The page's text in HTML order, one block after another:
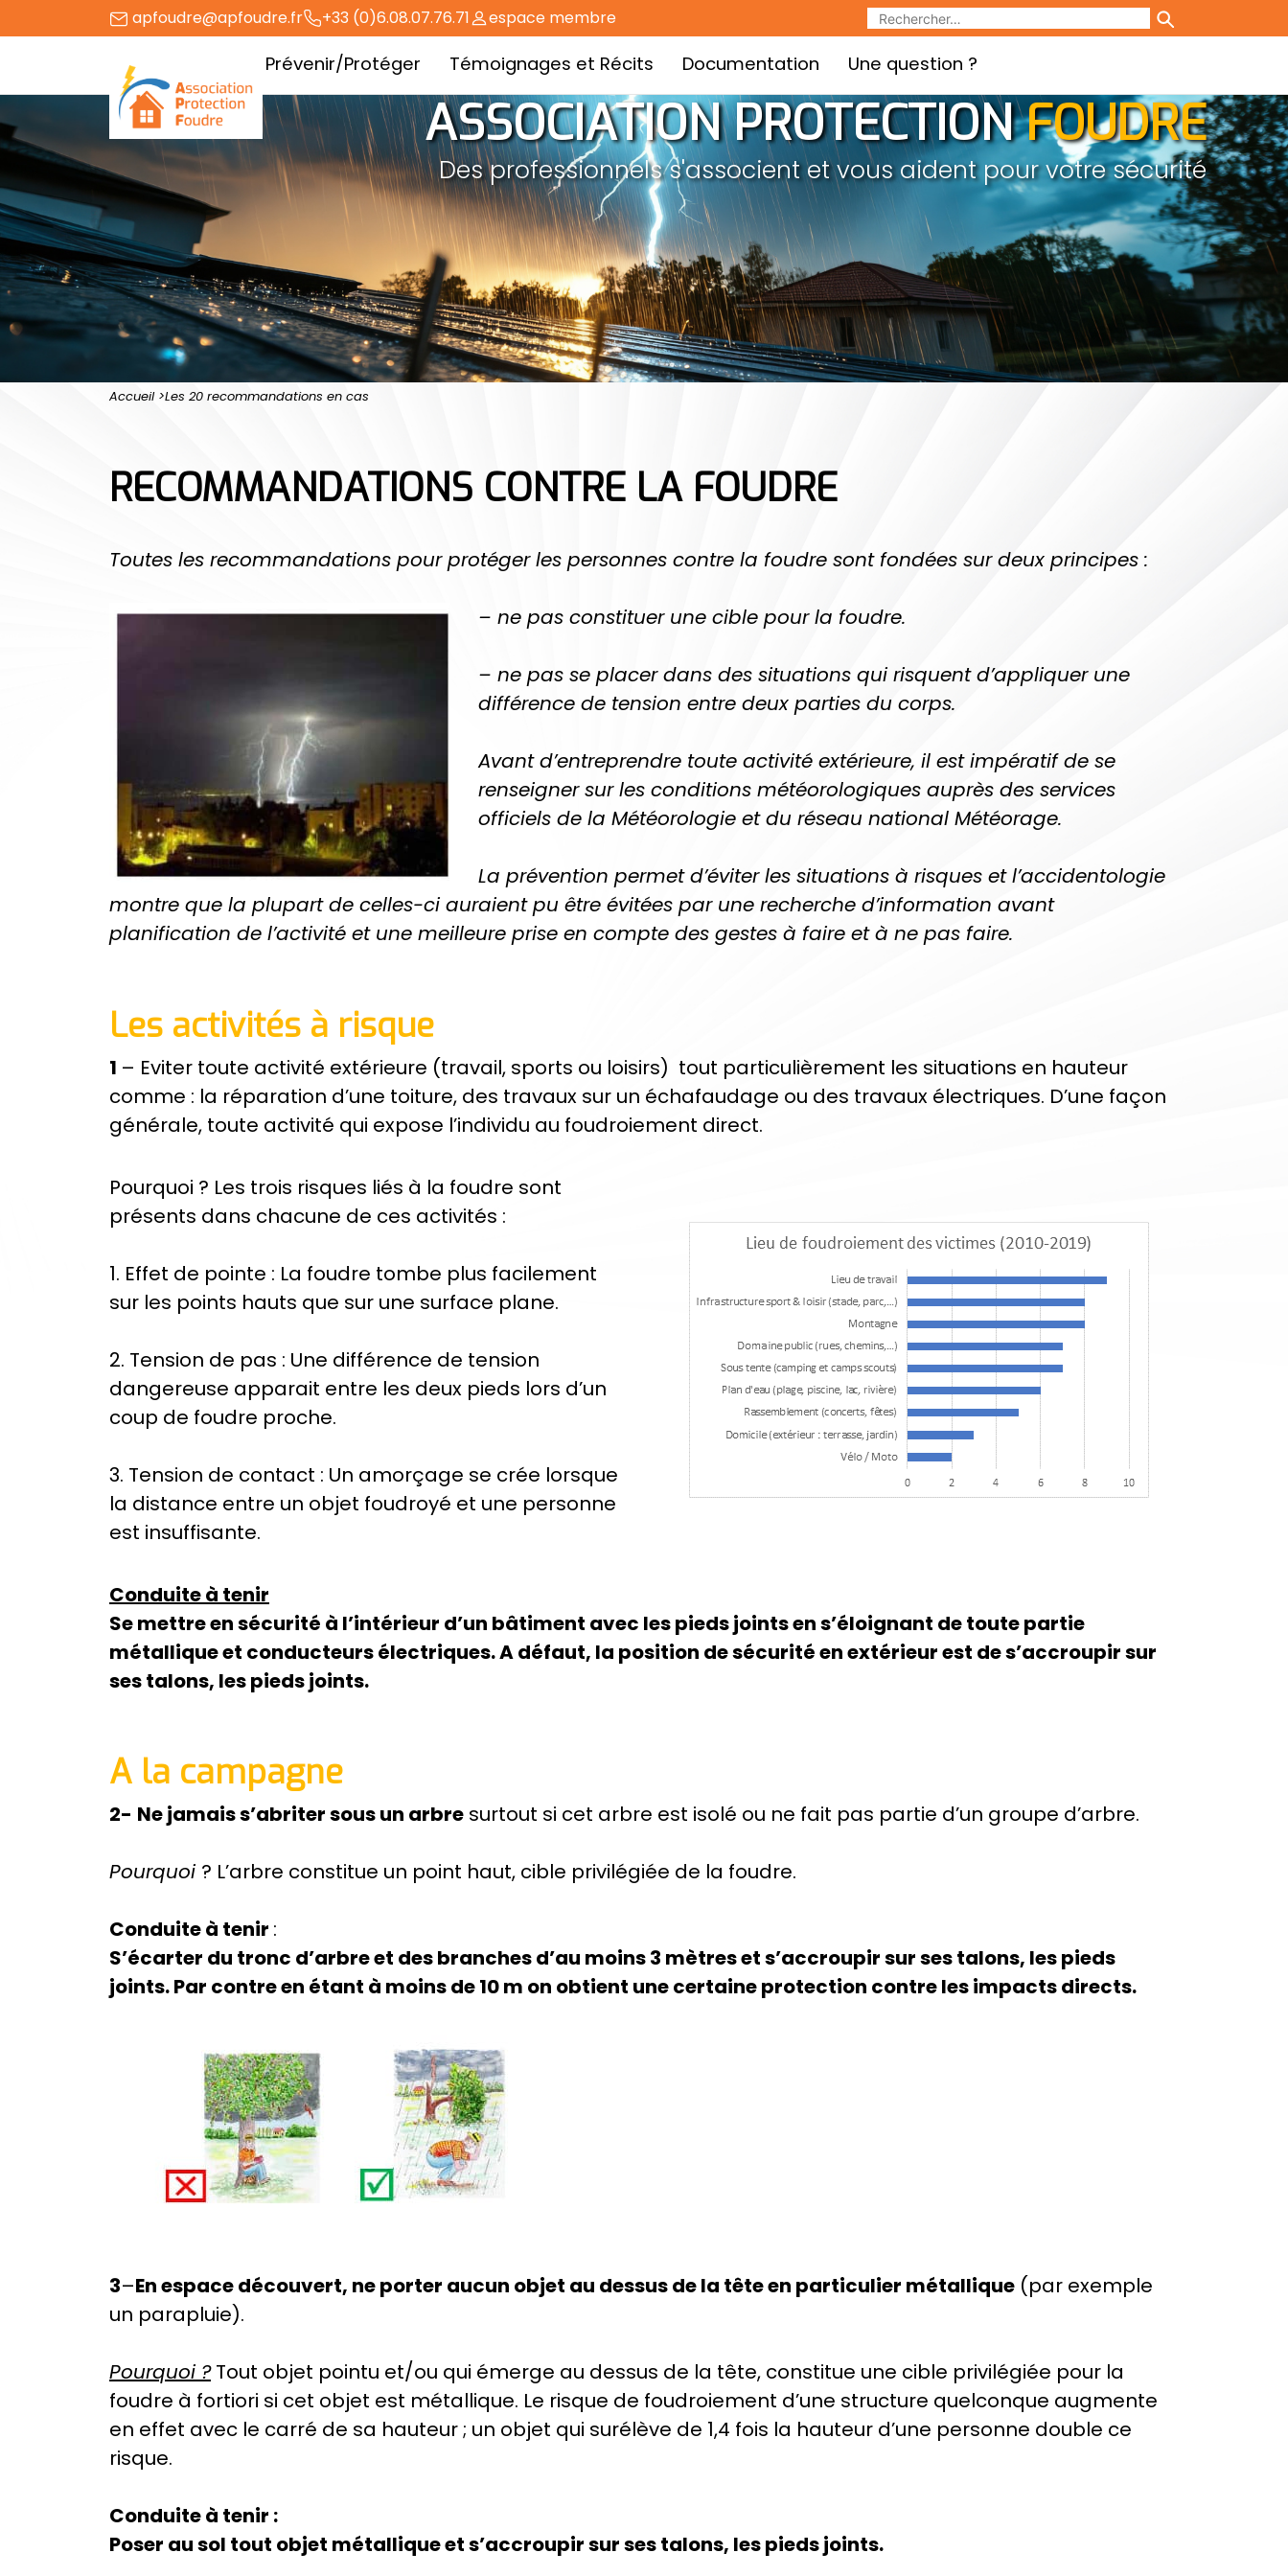
au
apfoudre@apfoudre.fr +33 (0)6.08.07.76.71 espace membre
L’association Prévenir/Protéger Témoignages et Récits Documentation Une question ?
ASSOCIATION PROTECTIONFOUDRE
Des professionnels s'associent et vous aident pour votre sécurité
Accueil Les 20 recommandations en cas
RECOMMANDATIONS CONTRE LA FOUDRE
Toutes les recommandations pour protéger les personnes contre la foudre sont fondées sur deux principes :
– ne pas constituer une cible pour la foudre.
– ne pas se placer dans des situations qui risquent d’appliquer une
différence de tension entre deux parties du corps.
Avant d’entreprendre toute activité extérieure, il est impératif de se
renseigner sur les conditions météorologiques auprès des services
officiels de la Météorologie et du réseau national Météorage.
La prévention permet d’éviter les situations à risques et l’accidentologie
montre que la plupart de celles-ci auraient pu être évitées par une recherche d’information avant
planification de l’activité et une meilleure prise en compte des gestes à faire et à ne pas faire.
Les activités à risque
1 – Eviter toute activité extérieure (travail, sports ou loisirs) tout particulièrement les situations en hauteur
comme : la réparation d’une toiture, des travaux sur un échafaudage ou des travaux électriques. D’une façon
générale, toute activité qui expose l’individu au foudroiement direct.
Pourquoi ? Les trois risques liés à la foudre sont
présents dans chacune de ces activités :
1. Effet de pointe : La foudre tombe plus facilement
sur les points hauts que sur une surface plane.
2. Tension de pas : Une différence de tension
dangereuse apparait entre les deux pieds lors d’un
coup de foudre proche.
3. Tension de contact : Un amorçage se crée lorsque
la distance entre un objet foudroyé et une personne
est insuffisante.
Conduite à tenir
Se mettre en sécurité à l’intérieur d’un bâtiment avec les pieds joints en s’éloignant de toute partie
métallique et conducteurs électriques. A défaut, la position de sécurité en extérieur est de s’accroupir sur
ses talons, les pieds joints.
A la campagne
2- Ne jamais s’abriter sous un arbre surtout si cet arbre est isolé ou ne fait pas partie d’un groupe d’arbre.
Pourquoi ? L’arbre constitue un point haut, cible privilégiée de la foudre.
Conduite à tenir :
S’écarter du tronc d’arbre et des branches d’au moins 3 mètres et s’accroupir sur ses talons, les pieds
joints. Par contre en étant à moins de 10 m on obtient une certaine protection contre les impacts directs.
3–En espace découvert, ne porter aucun objet au dessus de la tête en particulier métallique (par exemple
un parapluie).
Pourquoi ?Tout objet pointu et/ou qui émerge au dessus de la tête, constitue une cible privilégiée pour la
foudre à fortiori si cet objet est métallique. Le risque de foudroiement d’une structure quelconque augmente
en effet avec le carré de sa hauteur ; un objet qui surélève de 1,4 fois la hauteur d’une personne double ce
risque.
Conduite à tenir :
Poser au sol tout objet métallique et s’accroupir sur ses talons, les pieds joints.